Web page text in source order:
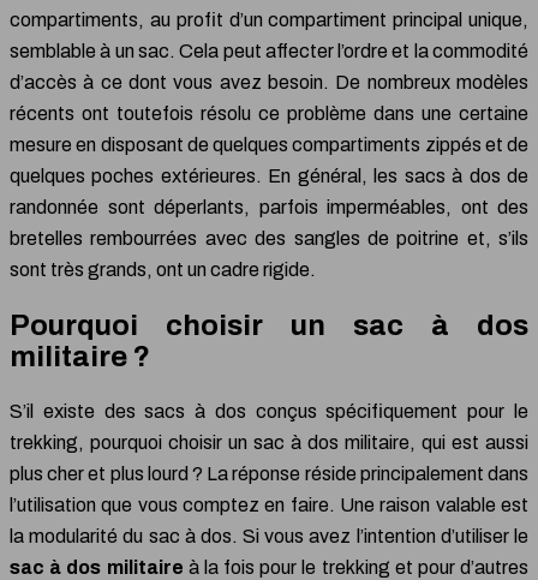
compartiments, au profit d’un compartiment principal unique,
semblable à un sac. Cela peut affecter l’ordre et la commodité
d’accès à ce dont vous avez besoin. De nombreux modèles
récents ont toutefois résolu ce problème dans une certaine
mesure en disposant de quelques compartiments zippés et de
quelques poches extérieures. En général, les sacs à dos de
randonnée sont déperlants, parfois imperméables, ont des
bretelles rembourrées avec des sangles de poitrine et, s’ils
sont très grands, ont un cadre rigide.
Pourquoi choisir un sac à dos
militaire ?
S’il existe des sacs à dos conçus spécifiquement pour le
trekking, pourquoi choisir un sac à dos militaire, qui est aussi
plus cher et plus lourd ? La réponse réside principalement dans
l’utilisation que vous comptez en faire. Une raison valable est
la modularité du sac à dos. Si vous avez l’intention d’utiliser le
sac à dos militaire à la fois pour le trekking et pour d’autres